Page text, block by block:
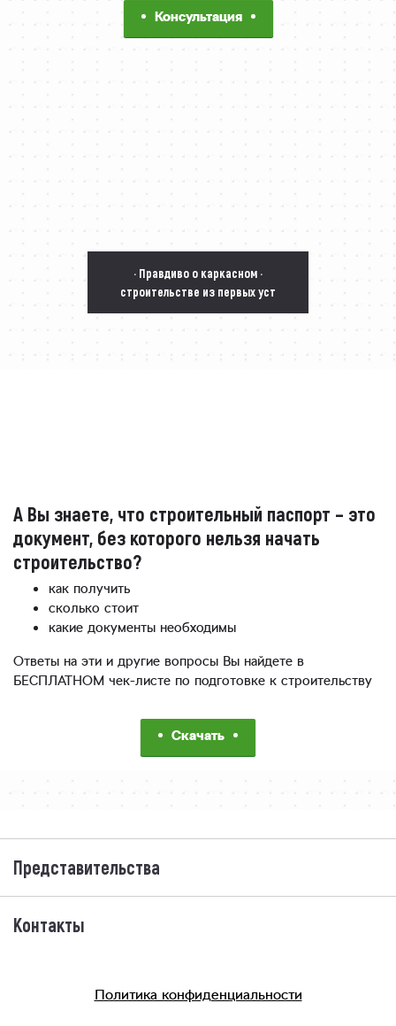
Консультация
· Правдиво о каркасном ·
строительстве из первых уст
А Вы знаете, что строительный паспорт – это
документ, без которого нельзя начать
строительство?
как получить
сколько стоит
какие документы необходимы
Ответы на эти и другие вопросы Вы найдете в
БЕСПЛАТНОМ чек-листе по подготовке к строительству
Скачать
Представительства
Контакты
Политика конфиденциальности